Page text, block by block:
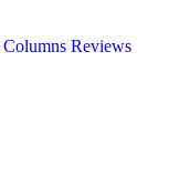
Columns Reviews